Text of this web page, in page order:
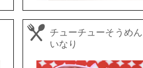
チューチューそうめん
いなり